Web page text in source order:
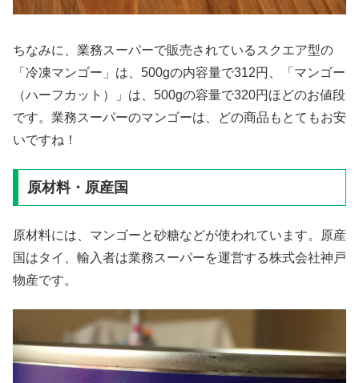
ちなみに、業務スーパーで販売されているスクエア型の
「冷凍マンゴー」は、500gの内容量で312円、「マンゴー
（ハーフカット）」は、500gの容量で320円ほどのお値段
です。業務スーパーのマンゴーは、どの商品もとてもお安
いですね！
原材料・原産国
原材料には、マンゴーと砂糖などが使われています。原産
国はタイ、輸入者は業務スーパーを運営する株式会社神戸
物産です。